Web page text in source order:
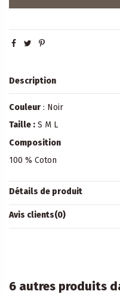
Description
Couleur : Noir
Taille : S M L
Composition
100 % Coton
Détails de produit
Avis clients(0)
6 autres produits